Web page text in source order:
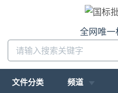
全网唯一
文件分类 频道